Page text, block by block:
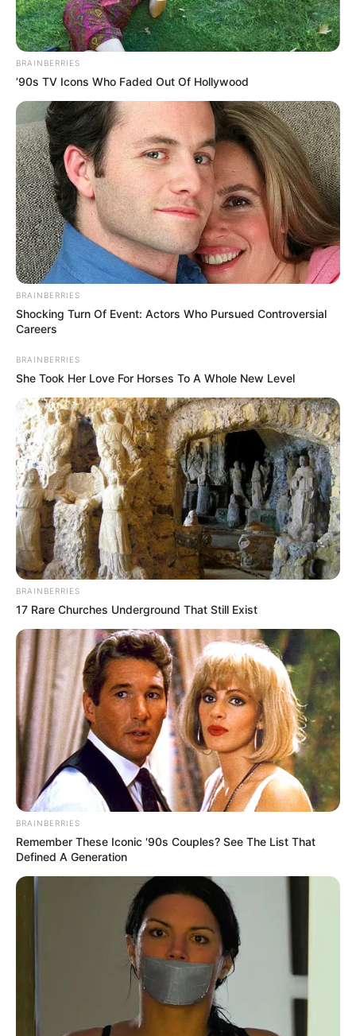
BRAINBERRIES
’90s TV Icons Who Faded Out Of Hollywood
BRAINBERRIES
Shocking Turn Of Event: Actors Who Pursued Controversial
Careers
BRAINBERRIES
She Took Her Love For Horses To A Whole New Level
BRAINBERRIES
17 Rare Churches Underground That Still Exist
BRAINBERRIES
Remember These Iconic '90s Couples? See The List That
Defined A Generation